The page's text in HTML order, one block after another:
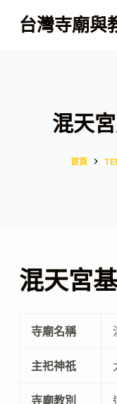
跳
至
台灣寺廟與
混天
首頁
混天宮
寺廟名稱
主祀神祇
寺廟教別